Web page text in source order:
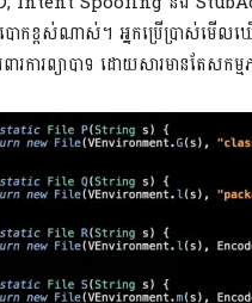
បោកខ្ពស់ណាស់។ អ្នកប្រើប្រាស់មើល
រពារការព្យាបាទ ដោយសារមានត